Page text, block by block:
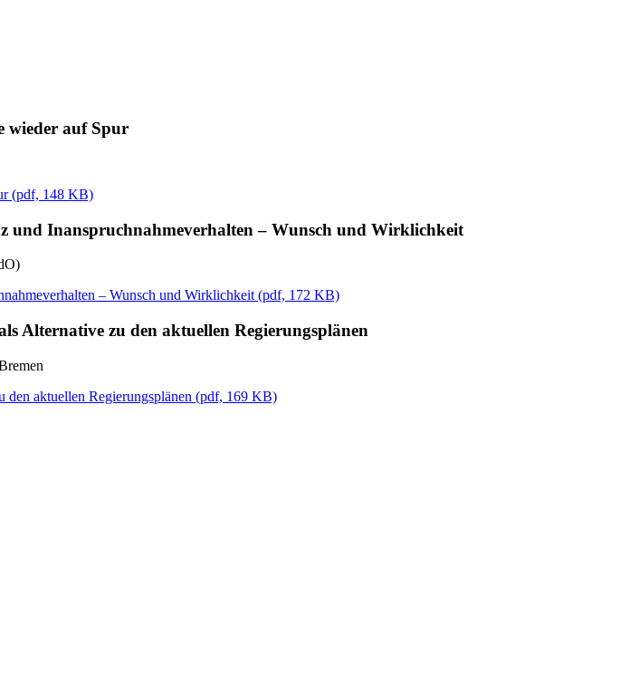
wieder auf Spur
(pdf, 148 KB)
und Inanspruchnahmeverhalten – Wunsch und Wirklichkeit
– Wunsch und Wirklichkeit(pdf, 172 KB)
Alternative zu den aktuellen Regierungsplänen
aktuellen Regierungsplänen (pdf, 169 KB)